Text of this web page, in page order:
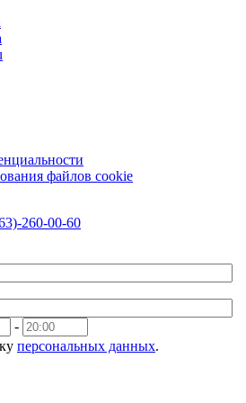
файлов cookie
260-00-60
-
персональных данных.